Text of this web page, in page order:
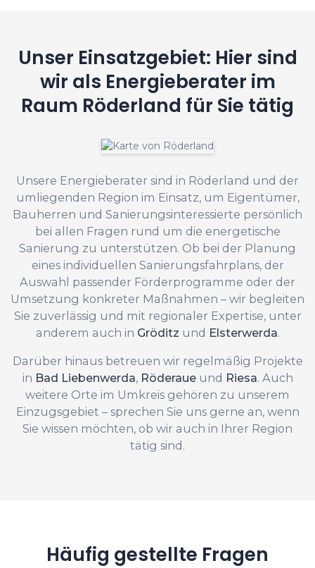
Unser Einsatzgebiet: Hier sind
wir als Energieberater im
Raum Röderland für Sie tätig
Unsere Energieberater sind in Röderland und der
umliegenden Region im Einsatz, um Eigentümer,
Bauherren und Sanierungsinteressierte persönlich
bei allen Fragen rund um die energetische
Sanierung zu unterstützen. Ob bei der Planung
eines individuellen Sanierungsfahrplans, der
Auswahl passender Förderprogramme oder der
Umsetzung konkreter Maßnahmen – wir begleiten
Sie zuverlässig und mit regionaler Expertise, unter
anderem auch in Gröditz und Elsterwerda.
Darüber hinaus betreuen wir regelmäßig Projekte
in Bad Liebenwerda, Röderaueund Riesa. Auch
weitere Orte im Umkreis gehören zu unserem
Einzugsgebiet – sprechen Sie uns gerne an, wenn
Sie wissen möchten, ob wir auch in Ihrer Region
tätig sind.
Häufig gestellte Fragen